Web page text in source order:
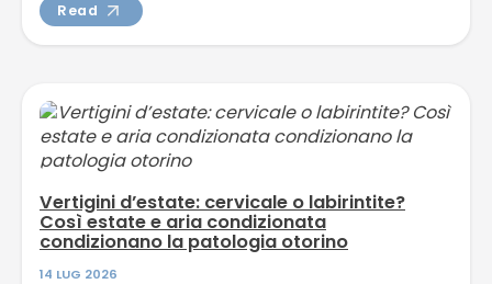
Read
Vertigini d’estate: cervicale o labirintite?
Così estate e aria condizionata
condizionano la patologia otorino
14 LUG 2026